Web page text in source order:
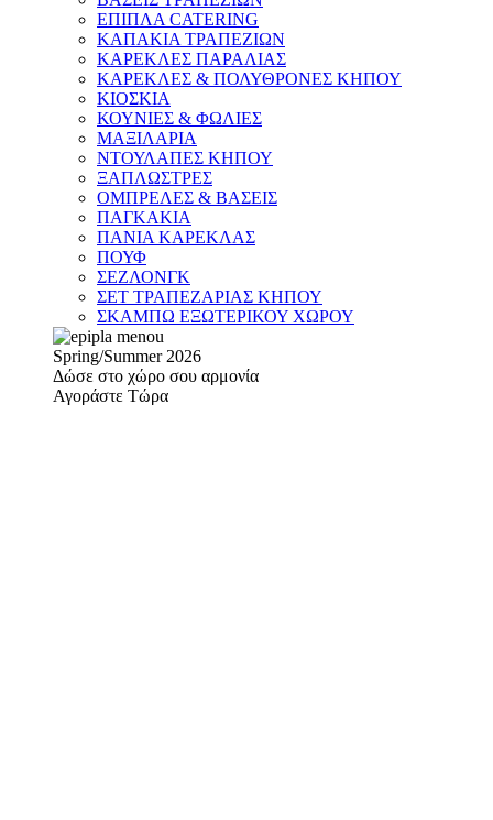
ΕΠΙΠΛΑ CATERING
ΚΑΠΑΚΙΑ ΤΡΑΠΕΖΙΩΝ
ΚΑΡΕΚΛΕΣ ΠΑΡΑΛΙΑΣ
ΚΑΡΕΚΛΕΣ & ΠΟΛΥΘΡΟΝΕΣ ΚΗΠΟΥ
ΚΙΟΣΚΙΑ
ΚΟΥΝΙΕΣ & ΦΩΛΙΕΣ
ΜΑΞΙΛΑΡΙΑ
ΝΤΟΥΛΑΠΕΣ ΚΗΠΟΥ
ΞΑΠΛΩΣΤΡΕΣ
ΟΜΠΡΕΛΕΣ & ΒΑΣΕΙΣ
ΠΑΓΚΑΚΙΑ
ΠΑΝΙΑ ΚΑΡΕΚΛΑΣ
ΠΟΥΦ
ΣΕΖΛΟΝΓΚ
ΣΕΤ ΤΡΑΠΕΖΑΡΙΑΣ ΚΗΠΟΥ
ΣΚΑΜΠΩ ΕΞΩΤΕΡΙΚΟΥ ΧΩΡΟΥ
Spring/Summer 2026
Δώσε στο χώρο σου αρμονία
Αγοράστε Τώρα